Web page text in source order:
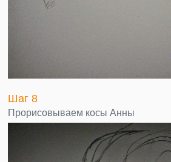
Шаг 8
Прорисовываем косы Анны